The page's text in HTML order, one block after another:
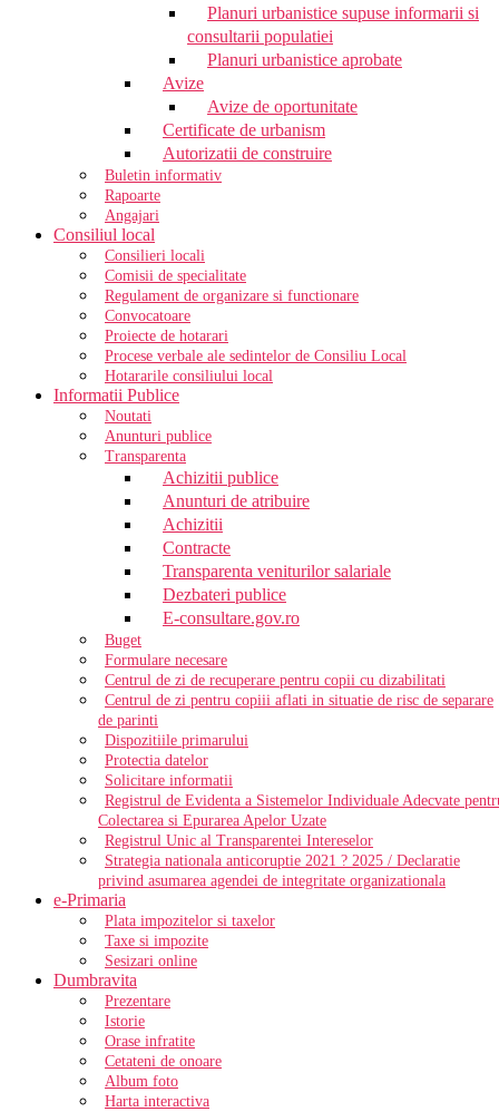
Planuri urbanistice supuse informarii si
consultarii populatiei
Planuri urbanistice aprobate
Avize
Avize de oportunitate
Certificate de urbanism
Autorizatii de construire
Buletin informativ
Rapoarte
Angajari
Consiliul local
Consilieri locali
Comisii de specialitate
Regulament de organizare si functionare
Convocatoare
Proiecte de hotarari
Procese verbale ale sedintelor de Consiliu Local
Hotararile consiliului local
Informatii Publice
Noutati
Anunturi publice
Transparenta
Achizitii publice
Anunturi de atribuire
Achizitii
Contracte
Transparenta veniturilor salariale
Dezbateri publice
E-consultare.gov.ro
Buget
Formulare necesare
Centrul de zi de recuperare pentru copii cu dizabilitati
Centrul de zi pentru copiii aflati in situatie de risc de separare
de parinti
Dispozitiile primarului
Protectia datelor
Solicitare informatii
Registrul de Evidenta a Sistemelor Individuale Adecvate
Colectarea si Epurarea Apelor Uzate
Registrul Unic al Transparentei Intereselor
Strategia nationala anticoruptie 2021 ? 2025 / Declaratie
privind asumarea agendei de integritate organizationala
e-Primaria
Plata impozitelor si taxelor
Taxe si impozite
Sesizari online
Dumbravita
Prezentare
Istorie
Orase infratite
Cetateni de onoare
Album foto
Harta interactiva